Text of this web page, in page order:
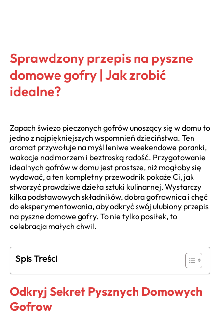
Sprawdzony przepis na pyszne
domowe gofry | Jak zrobić
idealne?
Zapach świeżo pieczonych gofrów unoszący się w domu to
jedno z najpiękniejszych wspomnień dzieciństwa. Ten
aromat przywołuje na myśl leniwe weekendowe poranki,
wakacje nad morzem i beztroską radość. Przygotowanie
idealnych gofrów w domu jest prostsze, niż mogłoby się
wydawać, a ten kompletny przewodnik pokaże Ci, jak
stworzyć prawdziwe dzieła sztuki kulinarnej. Wystarczy
kilka podstawowych składników, dobra gofrownica i chęć
do eksperymentowania, aby odkryć swój ulubiony przepis
na pyszne domowe gofry. To nie tylko posiłek, to
celebracja małych chwil.
Spis Treści
Odkryj Sekret Pysznych Domowych
Gofrow